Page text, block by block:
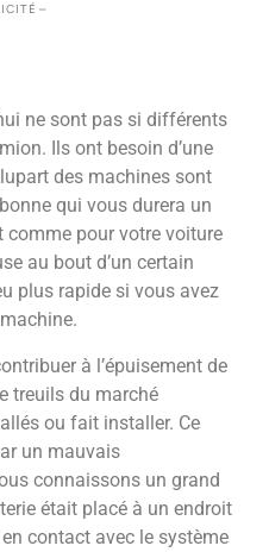
–
ne sont pas si différents
Ils ont besoin d’une
des machines sont
qui vous durera un
comme pour votre voiture
au bout d’un certain
plus rapide si vous avez
à l’épuisement de
treuils du marché
ou fait installer. Ce
un mauvais
connaissons un grand
était placé à un endroit
contact avec le système